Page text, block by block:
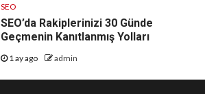
SEO
SEO’da Rakiplerinizi 30 Günde
Geçmenin Kanıtlanmış Yolları
1 ay ago admin